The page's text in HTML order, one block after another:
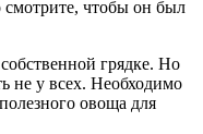
смотрите, чтобы он был
грядке. Но
не у всех. Необходимо
овоща для